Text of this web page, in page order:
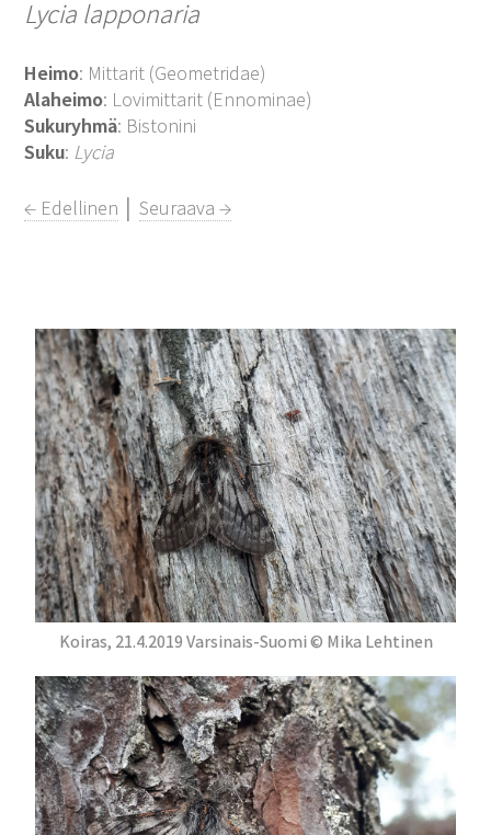
Lycia lapponaria
Heimo: Mittarit (Geometridae)
Alaheimo: Lovimittarit (Ennominae)
Sukuryhmä: Bistonini
Suku: Lycia
← Edellinen │Seuraava →
Koiras, 21.4.2019 Varsinais-Suomi © Mika Lehtinen